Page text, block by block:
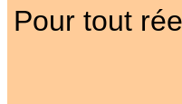
Pour tout